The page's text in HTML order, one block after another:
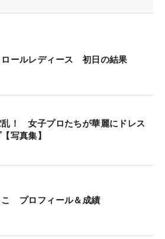
という内容には不満が残る。
たです。大きなピンチはなかっ
わどい距離が残ってしまっ
コンディション的にも伸ばし
た。本当はもうちょっと行き
ばすだけ。「今年の傾向からみ
が切れました。ここから徐々に
」と2日目はビッグスコアを狙
ロールレディース 初日の結果
！ 女子プロたちが華麗にドレス
写真集】
こ プロフィール＆成績